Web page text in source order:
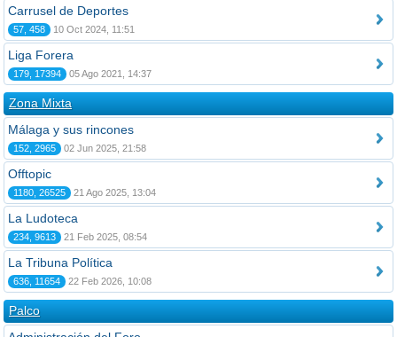
Carrusel de Deportes
57, 458 10 Oct 2024, 11:51
Liga Forera
179, 17394 05 Ago 2021, 14:37
Zona Mixta
Málaga y sus rincones
152, 2965 02 Jun 2025, 21:58
Offtopic
1180, 26525 21 Ago 2025, 13:04
La Ludoteca
234, 9613 21 Feb 2025, 08:54
La Tribuna Política
636, 11654 22 Feb 2026, 10:08
Palco